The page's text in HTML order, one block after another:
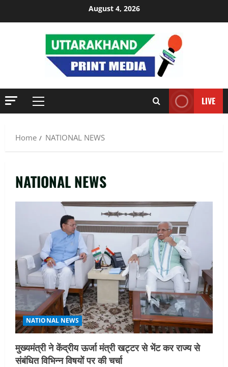
August 4, 2026
Primary
LIVE
Home NATIONAL NEWS
NATIONAL NEWS
NATIONAL NEWS
मुख्यमंत्री ने केंद्रीय ऊर्जा मंत्री खट्टर से भेंट कर राज्य से
संबंधित विभिन्न विषयों पर की चर्चा